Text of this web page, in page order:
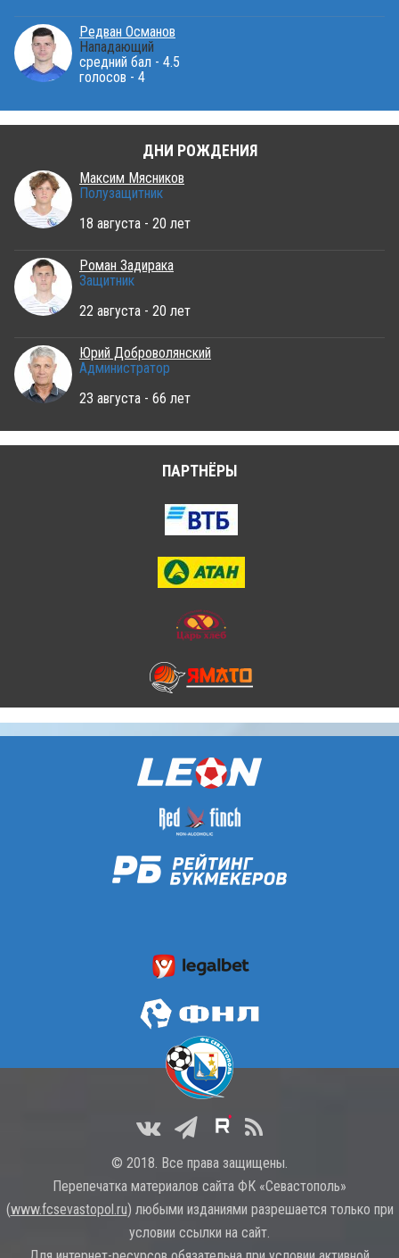
Редван Османов
Нападающий
средний бал - 4.5
голосов - 4
ДНИ РОЖДЕНИЯ
Максим Мясников
Полузащитник
18 августа - 20 лет
Роман Задирака
Защитник
22 августа - 20 лет
Юрий Доброволянский
Администратор
23 августа - 66 лет
ПАРТНЁРЫ
© 2018. Все права защищены.
Перепечатка материалов сайта ФК «Севастополь»
(www.fcsevastopol.ru) любыми изданиями разрешается только при
условии ссылки на сайт.